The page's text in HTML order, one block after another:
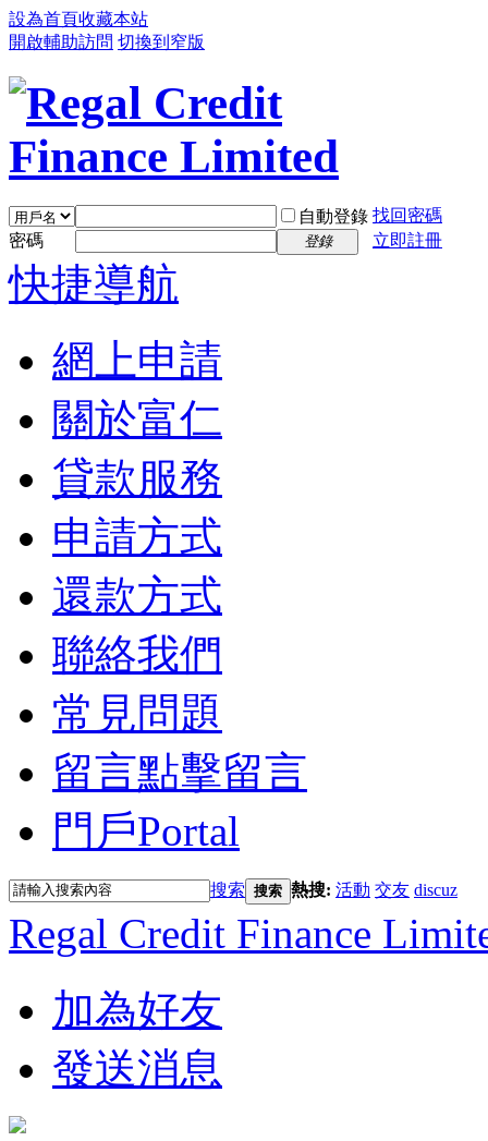
設為首頁收藏本站
開啟輔助訪問 切換到窄版
自動登錄 找回密碼
密碼
登錄 立即註冊
快捷導航
網上申請
關於富仁
貸款服務
申請方式
還款方式
聯絡我們
常見問題
留言點擊留言
門戶Portal
搜索 搜索 熱搜: 活動 交友 discuz
Regal Credit Finance
加為好友
發送消息